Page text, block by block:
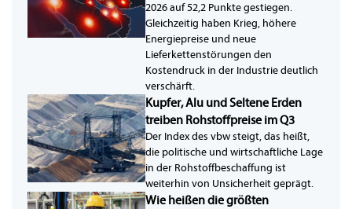
2026 auf 52,2 Punkte gestiegen.
Gleichzeitig haben Krieg, höhere
Energiepreise und neue
Lieferkettenstörungen den
Kostendruck in der Industrie deutlich
verschärft.
Kupfer, Alu und Seltene Erden
treiben Rohstoffpreise im Q3
Der Index des vbw steigt, das heißt,
die politische und wirtschaftliche Lage
in der Rohstoffbeschaffung ist
weiterhin von Unsicherheit geprägt.
Wie heißen die größten